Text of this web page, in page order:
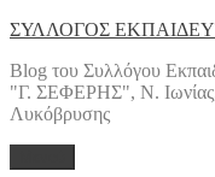
Μετάβαση
περιεχόμενο
ΣΥΛΛΟΓΟΣ
Blog του Συλλόγου
"Γ. ΣΕΦΕΡΗΣ", Ν.
Λυκόβρυσης